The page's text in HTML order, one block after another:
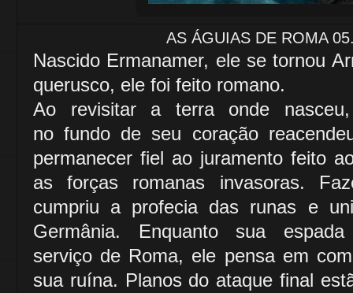
AS ÁGUIAS DE ROMA
Nascido Ermanamer, ele se tornou
querusco, ele foi feito romano.
Ao revisitar a terra onde
nofundo de seu coração
permanecer fiel ao juramento feito
as forças romanas invasoras.
cumpriu a profecia das runas e
Germânia. Enquanto sua
serviço de Roma, ele pensa em
sua ruína. Planos do ataque final